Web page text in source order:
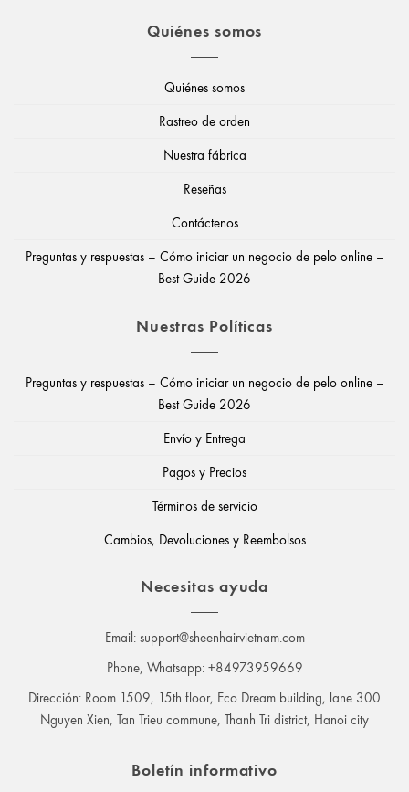
Quiénes somos
Quiénes somos
Rastreo de orden
Nuestra fábrica
Reseñas
Contáctenos
Preguntas y respuestas – Cómo iniciar un negocio de pelo online –
Best Guide 2026
Nuestras Políticas
Preguntas y respuestas – Cómo iniciar un negocio de pelo online –
Best Guide 2026
Envío y Entrega
Pagos y Precios
Términos de servicio
Cambios, Devoluciones y Reembolsos
Necesitas ayuda
Email:support@sheenhairvietnam.com
Phone, Whatsapp: +84973959669
Dirección: Room 1509, 15th floor, Eco Dream building, lane 300
Nguyen Xien, Tan Trieu commune, Thanh Tri district, Hanoi city
Boletín informativo